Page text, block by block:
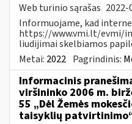
Web turinio sąrašas 2022-
Informuojame, kad
https://www.vmi.lt/evmi/
liudijimai skelbiamos
Metai: 2022 Pagrindinis:
Informacinis
viršininko 2006 m.
55 „Dėl Žemės
taisyklių